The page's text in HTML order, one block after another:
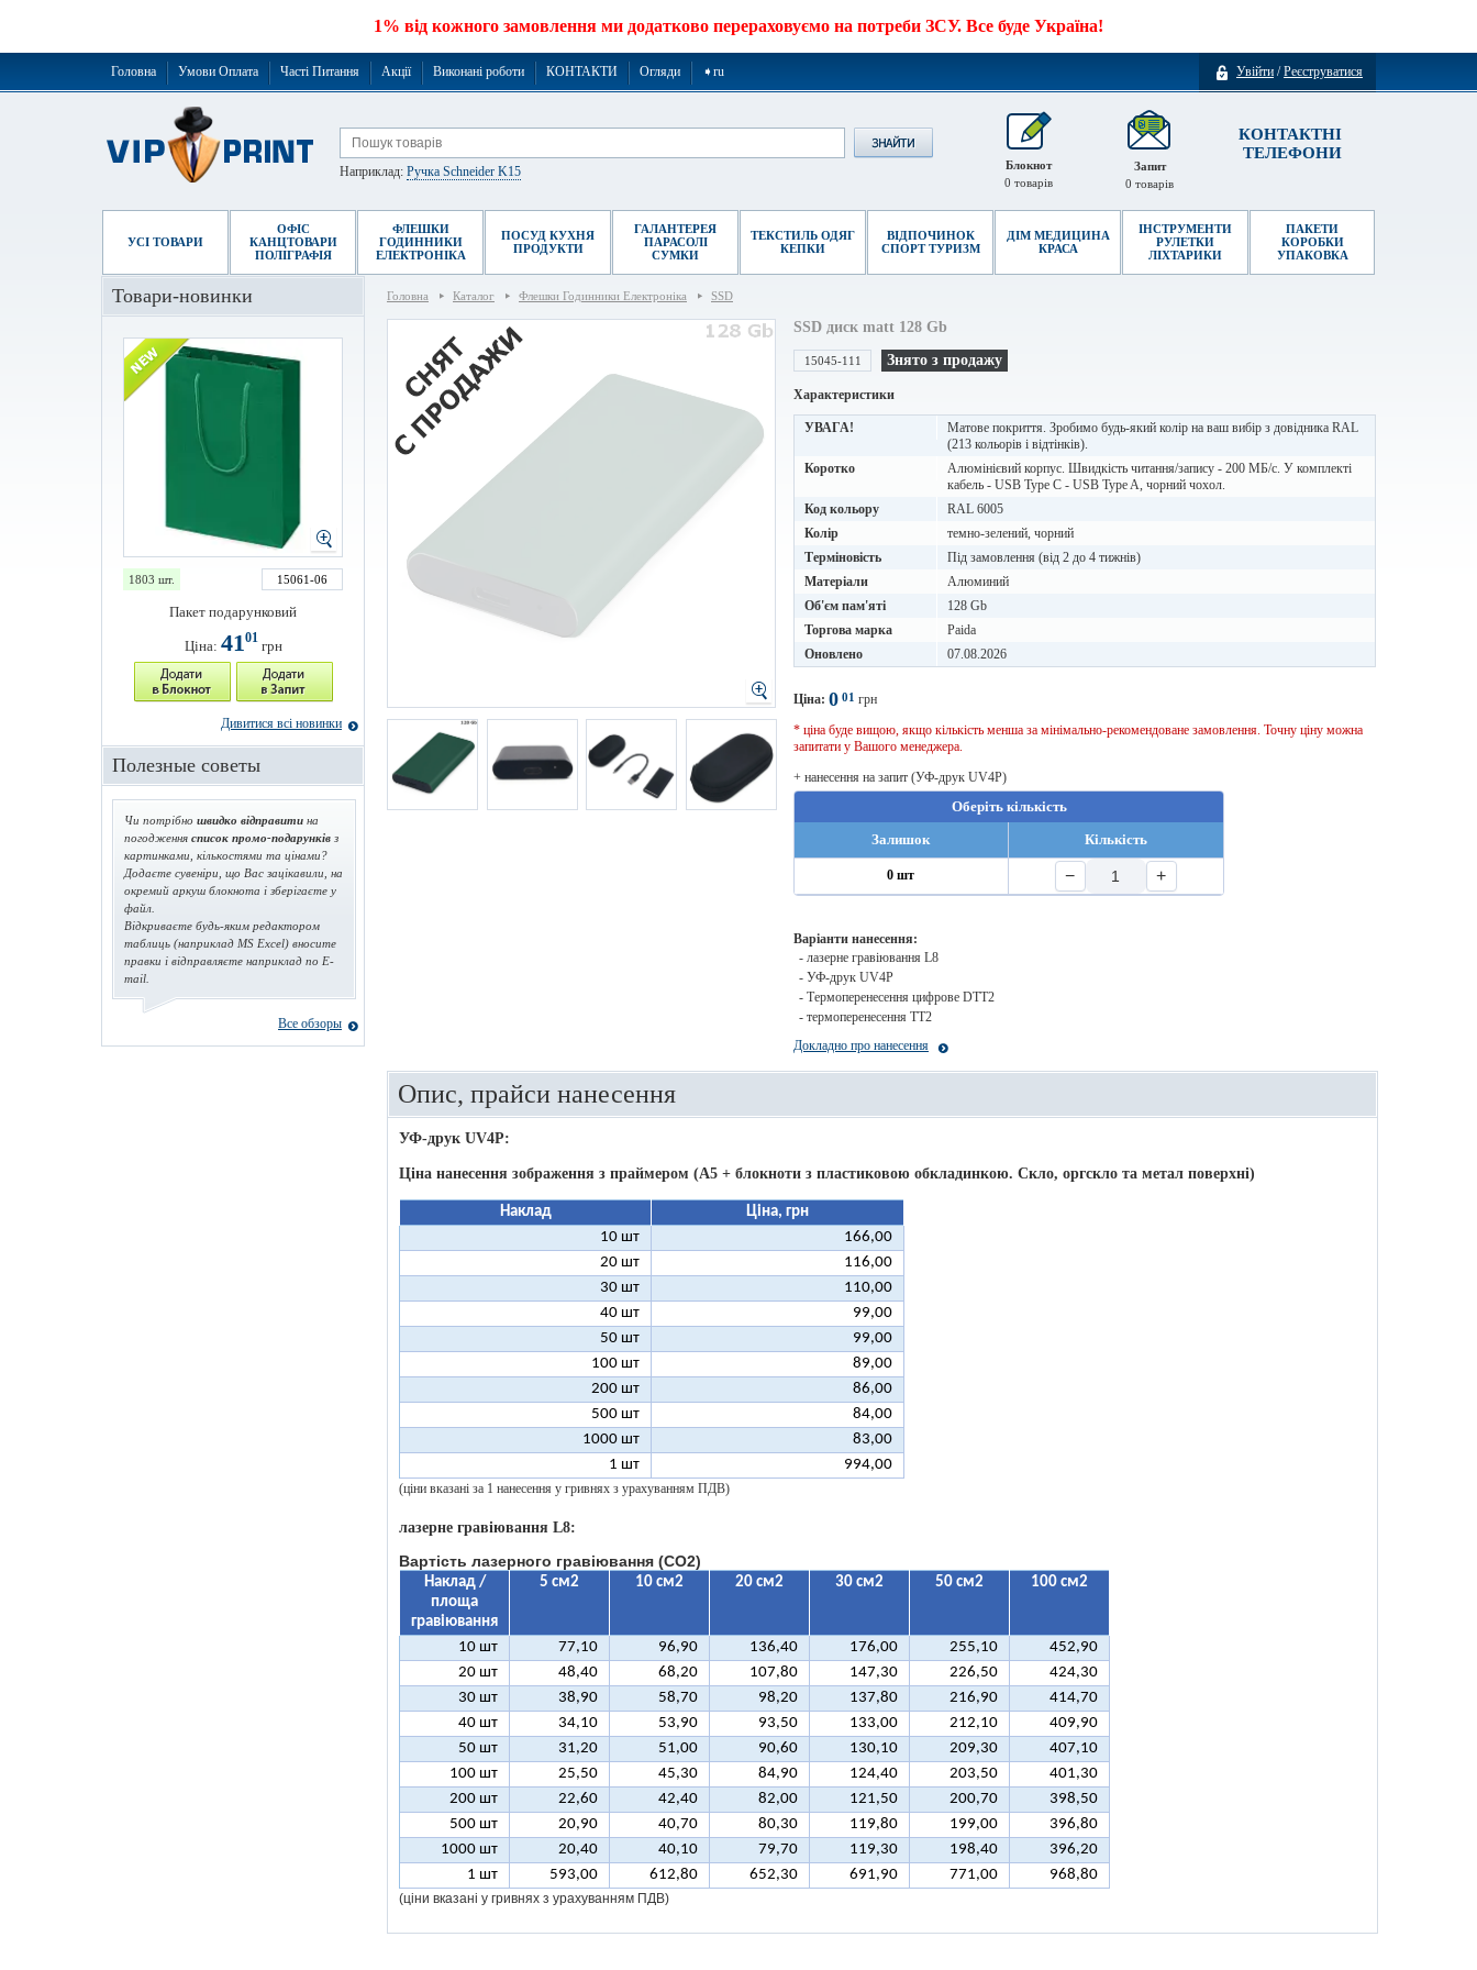
1% від кожного замовлення ми додатково перераховуємо на потреби ЗСУ. Все буде Україна!
Увійти /Реєструватися
Головна Умови Оплата Часті Питання Акції Виконані роботи КОНТАКТИ Огляди ➧ru
КОНТАКТНІ
ТЕЛЕФОНИ
Запит
0 товарів
Наприклад: Ручка Schneider K15
Блокнот
0 товарів
УСІ ТОВАРИ
ОФІС
КАНЦТОВАРИ
ПОЛІГРАФІЯ
ФЛЕШКИ
ГОДИННИКИ
ЕЛЕКТРОНІКА
ПОСУД КУХНЯ
ПРОДУКТИ
ГАЛАНТЕРЕЯ
ПАРАСОЛІ
СУМКИ
ТЕКСТИЛЬ ОДЯГ
КЕПКИ
ВІДПОЧИНОК
СПОРТ ТУРИЗМ
ДІМ МЕДИЦИНА
КРАСА
ІНСТРУМЕНТИ
РУЛЕТКИ
ЛІХТАРИКИ
ПАКЕТИ
КОРОБКИ
УПАКОВКА
Головна Каталог Флешки Годинники Електроніка SSD
SSD диск matt 128 Gb
15045-111 Знято з продажу
Характеристики
УВАГА!
Матове покриття. Зробимо будь-який колір на ваш вибір з довідника RAL
(213 кольорів і відтінків).
Коротко
Алюмінієвий корпус. Швидкість читання/запису - 200 МБ/с. У комплекті
кабель - USB Type C - USB Type A, чорний чохол.
Код кольору
RAL 6005
Колір
темно-зелений, чорний
Терміновість
Під замовлення (від 2 до 4 тижнів)
Матеріали
Алюминий
Об'єм пам'яті
128 Gb
Торгова марка
Paida
Оновлено
07.08.2026
Ціна: 0 01 грн
* ціна буде вищою, якщо кількість менша за мінімально-рекомендоване замовлення. Точну ціну можна
запитати у Вашого менеджера.
+ нанесення на запит (УФ-друк UV4P)
Оберіть кількість
Залишок
Кількість
0 шт − +
Варіанти нанесення:
- лазерне гравіювання L8
- УФ-друк UV4P
- Термоперенесення цифрове DTT2
- термоперенесення ТТ2
Докладно про нанесення
Опис, прайси нанесення
УФ-друк UV4P:
Ціна нанесення зображення з праймером (А5 + блокноти з пластиковою обкладинкою. Скло, оргскло та метал поверхні)
Наклад
Ціна, грн
10 шт
166,00
20 шт
116,00
30 шт
110,00
40 шт
99,00
50 шт
99,00
100 шт
89,00
200 шт
86,00
500 шт
84,00
1000 шт
83,00
1 шт
994,00
(ціни вказані за 1 нанесення у гривнях з урахуванням ПДВ)
лазерне гравіювання L8:
Вартість лазерного гравіювання (CO2)
Наклад /
площа
гравіювання
5 см2 10 см2 20 см2 30 см2 50 см2 100 см2
10 шт 77,10 96,90 136,40 176,00 255,10
452,90
20 шт
48,40 68,20 107,80 147,30 226,50
424,30
30 шт
38,90 58,70 98,20 137,80 216,90
414,70
40 шт
34,10 53,90 93,50 133,00 212,10
409,90
50 шт
31,20 51,00 90,60 130,10 209,30
407,10
100 шт
25,50 45,30 84,90 124,40 203,50
401,30
200 шт
22,60 42,40 82,00 121,50 200,70
398,50
500 шт
20,90 40,70 80,30 119,80 199,00
396,80
1000 шт
20,40 40,10 79,70 119,30 198,40
396,20
1 шт
593,00 612,80 652,30 691,90 771,00 968,80
(ціни вказані у гривнях з урахуванням ПДВ)
Товари-новинки
1803 шт. 15061-06
Пакет подарунковий
Ціна: 4101грн
Дивитися всі новинки
Полезные советы
Чи потрібно швидко відправити на
погодження список промо-подарунків з
картинками, кількостями та цінами?
Додаєте сувеніри, що Вас зацікавили, на
окремий аркуш блокнота і зберігаєте у
файл.
Відкриваєте будь-яким редактором
таблиць (наприклад MS Excel) вносите
правки і відправляєте наприклад по E-
mail.
Все обзоры